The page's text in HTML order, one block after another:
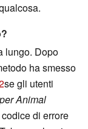
lungo. Dopo
ha smesso
se gli utenti
Animal
di errore